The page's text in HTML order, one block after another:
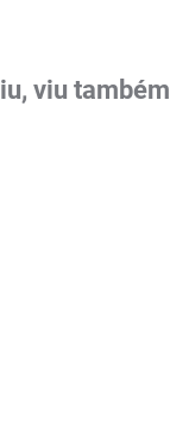
viu também